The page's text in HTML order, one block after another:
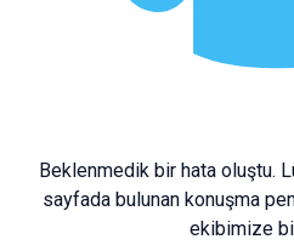
Beklenmedik bir hata oluştu.
sayfada bulunan konuşma
ekibimize